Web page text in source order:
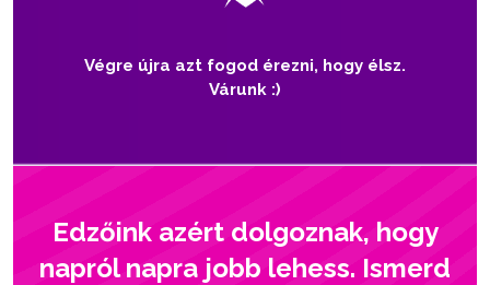
Végre újra azt fogod érezni, hogy élsz.
Várunk :)
Edzőink azért dolgoznak, hogy
napról napra jobb lehess. Ismerd